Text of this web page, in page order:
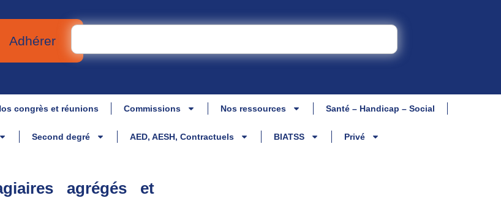
Adhérer
congrès et réunions Commissions Nos ressources Santé – Handicap – Social
Second degré AED, AESH, Contractuels BIATSS Privé
agrégés et